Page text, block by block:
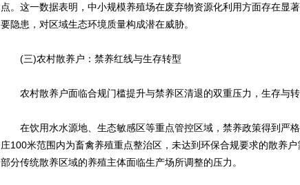
点。这一数据表明，中小规模养殖场在废弃物资源化利用方面存在显
要隐患，对区域生态环境质量构成潜在威胁。
(三)农村散养户：禁养红线与生存转型
农村散养户面临合规门槛提升与禁养区清退的双重压力，生存与转
在饮用水水源地、生态敏感区等重点管控区域，禁养政策得到严
庄100米范围内为畜禽养殖重点整治区，未达到环保合规要求的散养
部分传统散养区域的养殖主体面临生产场所调整的压力。